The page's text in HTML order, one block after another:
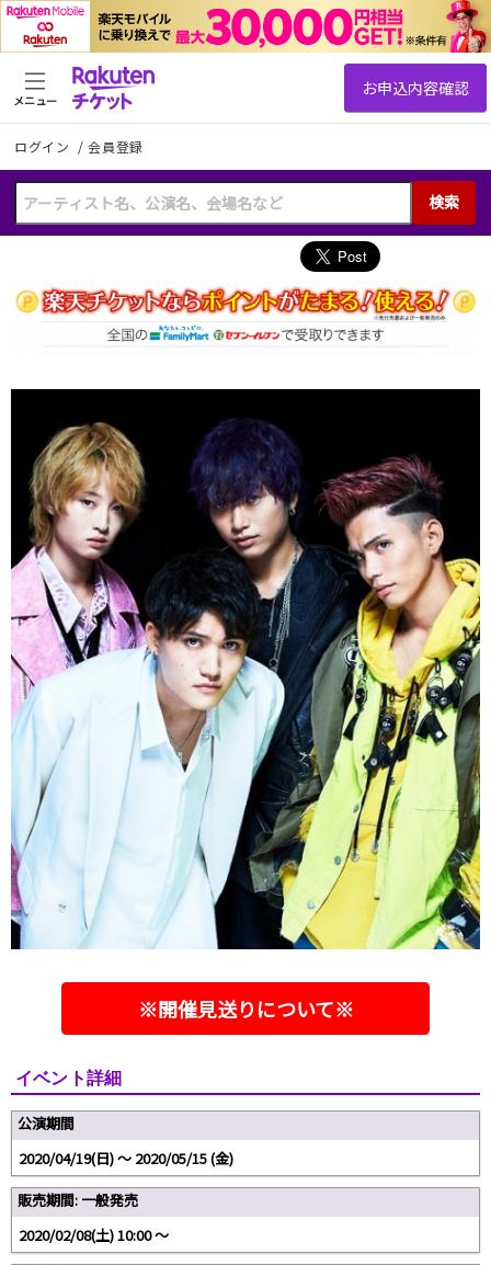
ログイン /会員登録
検索
メニュー
※開催見送りについて※
イベント詳細
公演期間
2020/04/19(日) 〜 2020/05/15 (金)
販売期間: 一般発売
2020/02/08(土) 10:00 〜